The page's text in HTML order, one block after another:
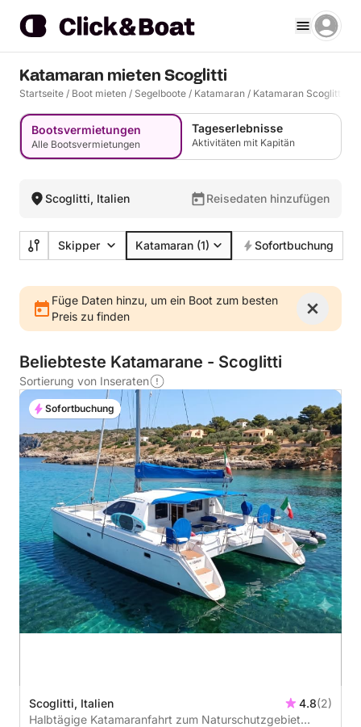
Katamaran mieten Scoglitti
Startseite / Boot mieten / Segelboote / Katamaran / Katamaran Scoglitti
Bootsvermietungen
Alle Bootsvermietungen
Tageserlebnisse
Aktivitäten mit Kapitän
Scoglitti, Italien Reisedaten hinzufügen
Skipper Katamaran (1) Sofortbuchung
Füge Daten hinzu, um ein Boot zum besten
Preis zu finden
Beliebteste Katamarane - Scoglitti
Sortierung von Inseraten
Scoglitti, Italien 4.8(2)
Halbtägige Katamaranfahrt zum Naturschutzgebiet
Sofortbuchung